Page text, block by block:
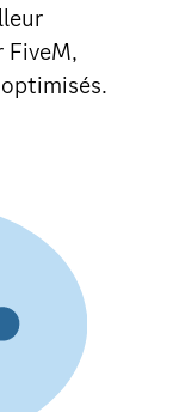
FiveM,